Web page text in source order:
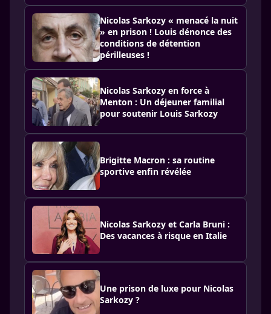
Nicolas Sarkozy « menacé la nuit
» en prison ! Louis dénonce des
conditions de détention
périlleuses !
Nicolas Sarkozy en force à
Menton : Un déjeuner familial
pour soutenir Louis Sarkozy
Brigitte Macron : sa routine
sportive enfin révélée
Nicolas Sarkozy et Carla Bruni :
Des vacances à risque en Italie
Une prison de luxe pour Nicolas
Sarkozy ?